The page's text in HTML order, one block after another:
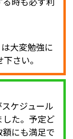
大変勉強に
さい。
ケジュール
した。予定ど
にも満足で